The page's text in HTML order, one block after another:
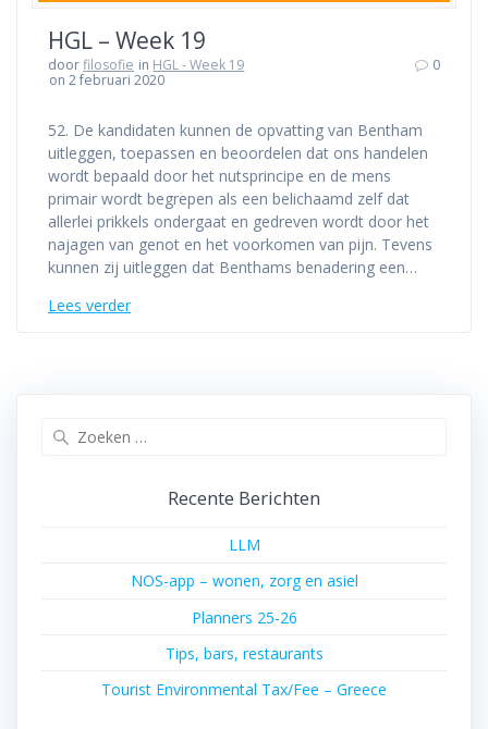
HGL – Week 19
doorfilosofie in HGL - Week 19
on 2 februari 2020
0
52. De kandidaten kunnen de opvatting van Bentham
uitleggen, toepassen en beoordelen dat ons handelen
wordt bepaald door het nutsprincipe en de mens
primair wordt begrepen als een belichaamd zelf dat
allerlei prikkels ondergaat en gedreven wordt door het
najagen van genot en het voorkomen van pijn. Tevens
kunnen zij uitleggen dat Benthams benadering een…
Lees verder
Recente Berichten
LLM
NOS-app – wonen, zorg en asiel
Planners 25-26
Tips, bars, restaurants
Tourist Environmental Tax/Fee – Greece